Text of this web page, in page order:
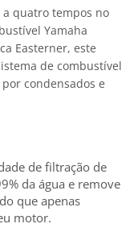
quatro tempos no
Yamaha
Easterner, este
de combustível
condensados e
de filtração de
da água e remove
que apenas
motor.